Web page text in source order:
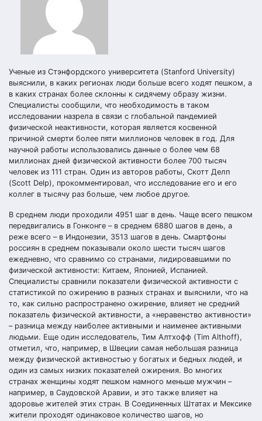
Ученые из Стэнфордского университета (Stanford University)
выяснили, в каких регионах люди больше всего ходят пешком, а
в каких странах более склонны к сидячему образу жизни.
Специалисты сообщили, что необходимость в таком
исследовании назрела в связи с глобальной пандемией
физической неактивности, которая является косвенной
причиной смерти более пяти миллионов человек в год. Для
научной работы использовались данные о более чем 68
миллионах дней физической активности более 700 тысяч
человек из 111 стран. Один из авторов работы, Скотт Делп
(Scott Delp), прокомментировал, что исследование его и его
коллег в тысячу раз больше, чем любое другое.
В среднем люди проходили 4951 шаг в день. Чаще всего пешком
передвигались в Гонконге – в среднем 6880 шагов в день, а
реже всего – в Индонезии, 3513 шагов в день. Смартфоны
россиян в среднем показывали около шести тысяч шагов
ежедневно, что сравнимо со странами, лидировавшими по
физической активности: Китаем, Японией, Испанией.
Специалисты сравнили показатели физической активности с
статистикой по ожирению в разных странах и выяснили, что на
то, как сильно распространено ожирение, влияет не средний
показатель физической активности, а «неравенство активности»
– разница между наиболее активными и наименее активными
людьми. Еще один исследователь, Тим Алтхофф (Tim Althoff),
отметил, что, например, в Швеции самая небольшая разница
между физической активностью у богатых и бедных людей, и
один из самых низких показателей ожирения. Во многих
странах женщины ходят пешком намного меньше мужчин –
например, в Саудовской Аравии, и это также влияет на
здоровье жителей этих стран. В Соединенных Штатах и Мексике
жители проходят одинаковое количество шагов, но